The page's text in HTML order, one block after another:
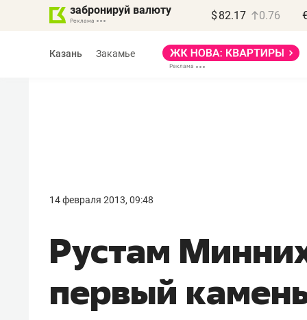
забронируй валюту $ 82.17 0.76
Казань Закамье
14 февраля 2013, 09:48
Рустам
первый
правил, бизнес может
потерять минимум
полгода»
Как бизнесу выйти на зарубежные